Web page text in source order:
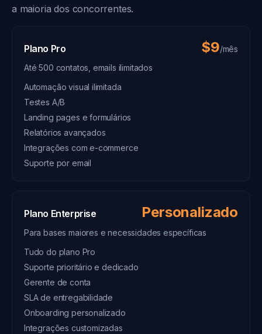
a maioria dos concorrentes.
Plano Pro $9/mês
Até 500 contatos, emails ilimitados
Automação visual ilimitada
Testes A/B
Landing pages e formulários
Relatórios avançados
Integrações com e-commerce
Suporte por email
Plano Enterprise Personalizado
Para bases maiores e necessidades específicas
Tudo do plano Pro
Suporte prioritário e dedicado
Gerente de conta
SLA de entregabilidade
Onboarding personalizado
Integrações customizadas